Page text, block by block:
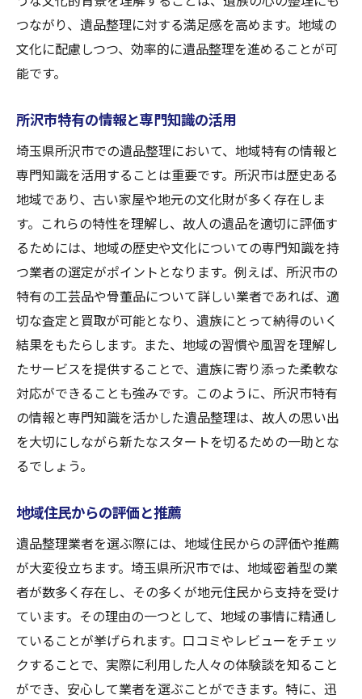
つながり、遺品整理に対する満足感を高めます。地域の
文化に配慮しつつ、効率的に遺品整理を進めることが可
能です。
所沢市特有の情報と専門知識の活用
埼玉県所沢市での遺品整理において、地域特有の情報と
専門知識を活用することは重要です。所沢市は歴史ある
地域であり、古い家屋や地元の文化財が多く存在しま
す。これらの特性を理解し、故人の遺品を適切に評価す
るためには、地域の歴史や文化についての専門知識を持
つ業者の選定がポイントとなります。例えば、所沢市の
特有の工芸品や骨董品について詳しい業者であれば、適
切な査定と買取が可能となり、遺族にとって納得のいく
結果をもたらします。また、地域の習慣や風習を理解し
たサービスを提供することで、遺族に寄り添った柔軟な
対応ができることも強みです。このように、所沢市特有
の情報と専門知識を活かした遺品整理は、故人の思い出
を大切にしながら新たなスタートを切るための一助とな
るでしょう。
地域住民からの評価と推薦
遺品整理業者を選ぶ際には、地域住民からの評価や推薦
が大変役立ちます。埼玉県所沢市では、地域密着型の業
者が数多く存在し、その多くが地元住民から支持を受け
ています。その理由の一つとして、地域の事情に精通し
ていることが挙げられます。口コミやレビューをチェッ
クすることで、実際に利用した人々の体験談を知ること
ができ、安心して業者を選ぶことができます。特に、迅